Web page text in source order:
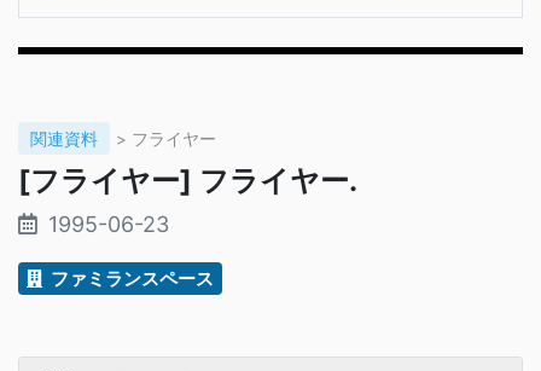
関連資料 > フライヤー
[フライヤー] フライヤー.
1995-06-23
ファミランスペース